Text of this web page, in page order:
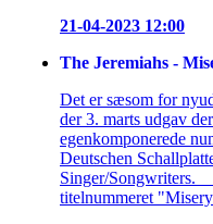
21-04-2023 12:00
The Jeremiahs -
Det er sæsom for
der 3. marts udgav
egenkomponerede
Deutschen
Singer/Songwriters.
titelnummeret